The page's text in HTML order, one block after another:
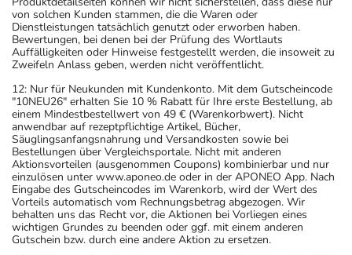
von solchen Kunden stammen, die die Waren oder
Dienstleistungen tatsächlich genutzt oder erworben haben.
Bewertungen, bei denen bei der Prüfung des Wortlauts
Auffälligkeiten oder Hinweise festgestellt werden, die insoweit zu
Zweifeln Anlass geben, werden nicht veröffentlicht.
12: Nur für Neukunden mit Kundenkonto. Mit dem Gutscheincode
"10NEU26" erhalten Sie 10 % Rabatt für Ihre erste Bestellung, ab
einem Mindestbestellwert von 49 € (Warenkorbwert). Nicht
anwendbar auf rezeptpflichtige Artikel, Bücher,
Säuglingsanfangsnahrung und Versandkosten sowie bei
Bestellungen über Vergleichsportale. Nicht mit anderen
Aktionsvorteilen (ausgenommen Coupons) kombinierbar und nur
einzulösen unter www.aponeo.de oder in der APONEO App. Nach
Eingabe des Gutscheincodes im Warenkorb, wird der Wert des
Vorteils automatisch vom Rechnungsbetrag abgezogen. Wir
behalten uns das Recht vor, die Aktionen bei Vorliegen eines
wichtigen Grundes zu beenden oder ggf. mit einem anderen
Gutschein bzw. durch eine andere Aktion zu ersetzen.